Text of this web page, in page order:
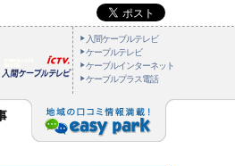
入間ケーブルテレビ
ケーブルテレビ
ケーブルインターネット
ケーブルプラス電話